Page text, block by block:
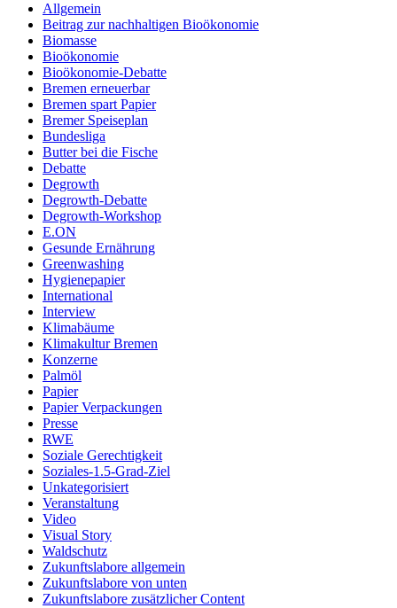
Allgemein
Beitrag zur nachhaltigen Bioökonomie
Biomasse
Bioökonomie
Bioökonomie-Debatte
Bremen erneuerbar
Bremen spart Papier
Bremer Speiseplan
Bundesliga
Butter bei die Fische
Debatte
Degrowth
Degrowth-Debatte
Degrowth-Workshop
E.ON
Gesunde Ernährung
Greenwashing
Hygienepapier
International
Interview
Klimabäume
Klimakultur Bremen
Konzerne
Palmöl
Papier
Papier Verpackungen
Presse
RWE
Soziale Gerechtigkeit
Soziales-1.5-Grad-Ziel
Unkategorisiert
Veranstaltung
Video
Visual Story
Waldschutz
Zukunftslabore allgemein
Zukunftslabore von unten
Zukunftslabore zusätzlicher Content